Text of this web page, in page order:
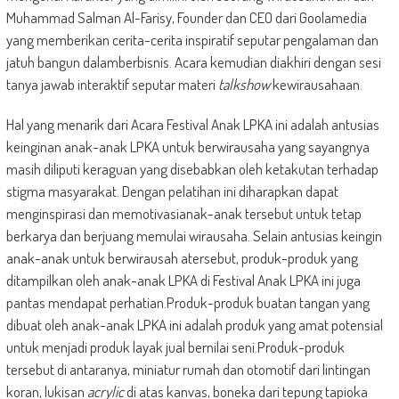
Muhammad Salman Al-Farisy, Founder dan CEO dari Goolamedia
yang memberikan cerita-cerita inspiratif seputar pengalaman dan
jatuh bangun dalamberbisnis. Acara kemudian diakhiri dengan sesi
tanya jawab interaktif seputar materitalkshowkewirausahaan.
Hal yang menarik dari Acara Festival Anak LPKA ini adalah antusias
keinginan anak-anak LPKA untuk berwirausaha yang sayangnya
masih diliputi keraguan yang disebabkan oleh ketakutan terhadap
stigma masyarakat. Dengan pelatihan ini diharapkan dapat
menginspirasi dan memotivasianak-anak tersebut untuk tetap
berkarya dan berjuang memulai wirausaha. Selain antusias keingin
anak-anak untuk berwirausah atersebut, produk-produk yang
ditampilkan oleh anak-anak LPKA di Festival Anak LPKA ini juga
pantas mendapat perhatian.Produk-produk buatan tangan yang
dibuat oleh anak-anak LPKA ini adalah produk yang amat potensial
untuk menjadi produk layak jual bernilai seni.Produk-produk
tersebut di antaranya, miniatur rumah dan otomotif dari lintingan
koran, lukisan acrylicdi atas kanvas, boneka dari tepung tapioka